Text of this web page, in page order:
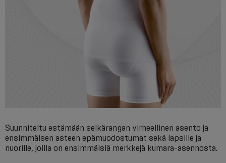
Suunniteltu estämään selkärangan virheellinen asento ja
ensimmäisen asteen epämuodostumat sekä lapsille ja
nuorille, joilla on ensimmäisiä merkkejä kumara-asennosta.